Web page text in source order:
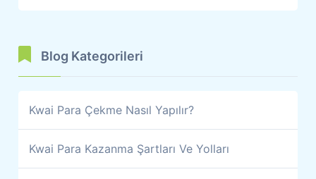
Blog Kategorileri
Kwai Para Çekme Nasıl Yapılır?
Kwai Para Kazanma Şartları Ve Yolları